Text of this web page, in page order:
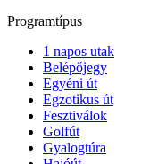
Programtípus
1 napos utak
Belépőjegy
Egyéni út
Egzotikus út
Fesztiválok
Golfút
Gyalogtúra